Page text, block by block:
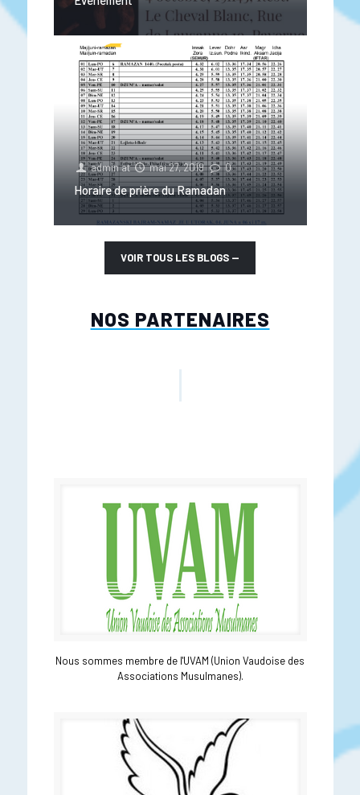
adminat mai 27, 2019 0
Horaire de prière du Ramadan
VOIR TOUS LES BLOGS —
NOS PARTENAIRES
Nous sommes membre de l'UVAM (Union Vaudoise des
Associations Musulmanes).